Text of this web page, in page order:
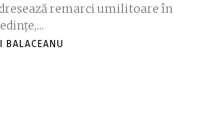
remarci umilitoare în
BALACEANU